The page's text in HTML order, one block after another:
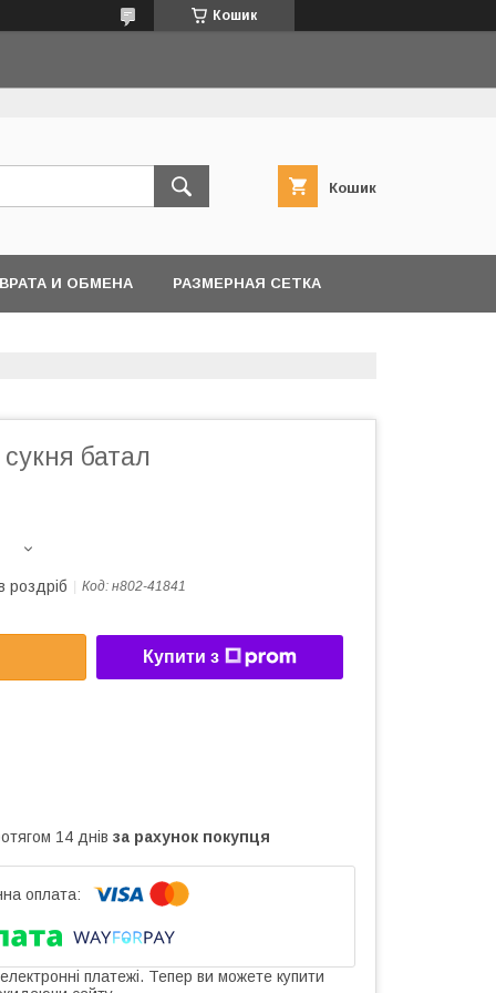
Кошик
Кошик
И ОБМЕНА РАЗМЕРНАЯ СЕТКА
батал
роздріб Код: н802-41841
Купити з
14 днів за рахунок покупця
платежі. Тепер ви можете купити